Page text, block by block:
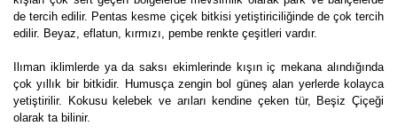
de tercih edilir. Pentas kesme çiçek bitkisi yetiştiriciliğinde de çok tercih
edilir. Beyaz, eflatun, kırmızı, pembe renkte çeşitleri vardır.
Ilıman iklimlerde ya da saksı ekimlerinde kışın iç mekana alındığında
çok yıllık bir bitkidir. Humusça zengin bol güneş alan yerlerde kolayca
yetiştirilir. Kokusu kelebek ve arıları kendine çeken tür, Beşiz Çiçeği
olarak ta bilinir.